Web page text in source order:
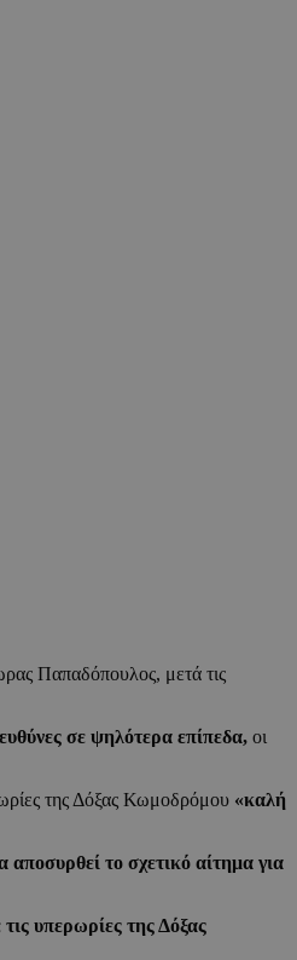
Παπαδόπουλος, μετά τις
σε ψηλότερα επίπεδα, οι
της Δόξας Κωμοδρόμου «καλή
το σχετικό αίτημα για
υπερωρίες της Δόξας